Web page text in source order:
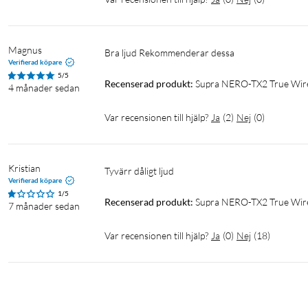
Smarta funktioner för en smidig vardag
Multipoint-teknologi gör det möjligt att vara ansluten till två
kontroll över musik och samtal. SUPRA Audio©-appen
Vikt laddningsetui: 68 g
Mått hörlurar: 20x15 mm
Mått etui: 75x24x46 mm
Driftstemperatur: -29 till +60 °C
Magnus
Verifierad köpare
5/5
4 månader sedan
Bra ljud Rekommenderar dessa
Recenserad produkt: Supra NERO-TX2 True
Var recensionen till hjälp? Ja (2) Nej (0)
Kristian
Verifierad köpare
1/5
7 månader sedan
Tyvärr dåligt ljud
Recenserad produkt: Supra NERO-TX2 True
Var recensionen till hjälp? Ja (0) Nej (18)